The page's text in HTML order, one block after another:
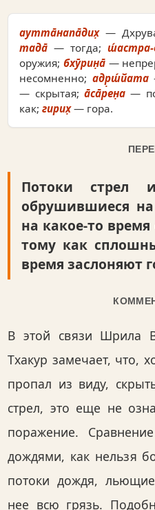
аутта̄напа̄дих̣—
тада̄ — тогда;
оружия; бхӯрин̣а̄—
несомненно; адр̣ш́йата
— скрытая; а̄са̄рен̣а—
как;гирих̣— гора.
Потоки стрел
обрушившиеся
на какое-то
тому как
время заслоняют
В этой связи Шрила
Тхакур замечает, что,
пропал из виду,
стрел, это еще не
поражение.
дождями, как нельзя
потоки дождя,
нее всю грязь.